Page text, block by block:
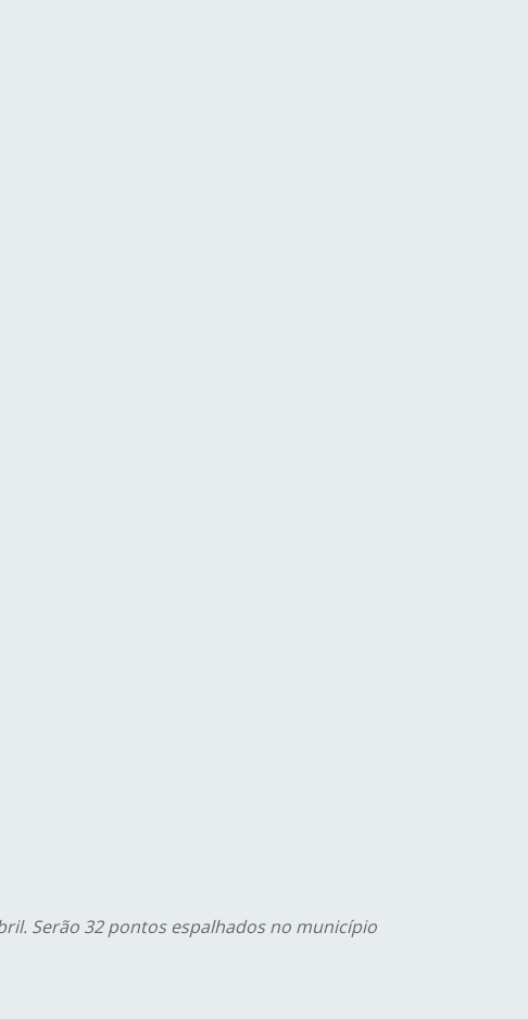
Serão 32 pontos espalhados no município